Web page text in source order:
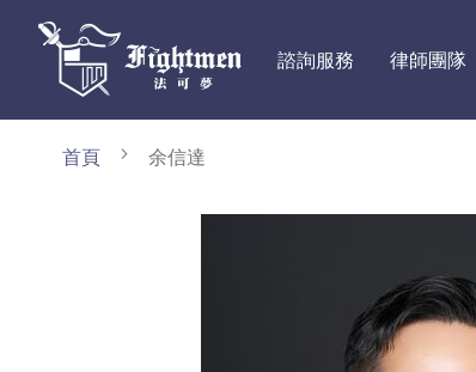
諮詢服務 律師團隊
首頁 余信達